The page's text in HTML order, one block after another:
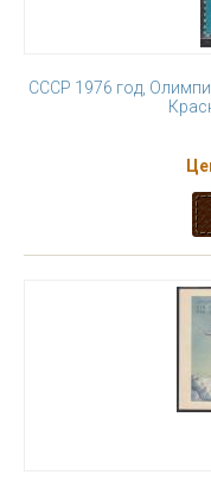
СССР 1976 год,